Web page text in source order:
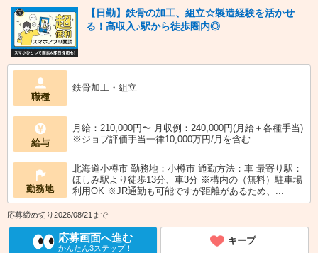
【日勤】鉄骨の加工、組立☆製造経験を活かせ
る！高収入♪駅から徒歩圏内◎
職種
鉄骨加工・組立
給与
月給：210,000円〜 月収例：240,000円(月給＋各種手当)
※ジョブ評価手当一律10,000万円/月を含む
勤務地
北海道小樽市 勤務地：小樽市 通勤方法：車 最寄り駅：
ほしみ駅より徒歩13分、車3分 ※構内の（無料）駐車場
利用OK ※JR通勤も可能ですが距離があるため、...
応募締め切り2026/08/21まで
応募画面へ進む
かんたん3ステップ！
キープ